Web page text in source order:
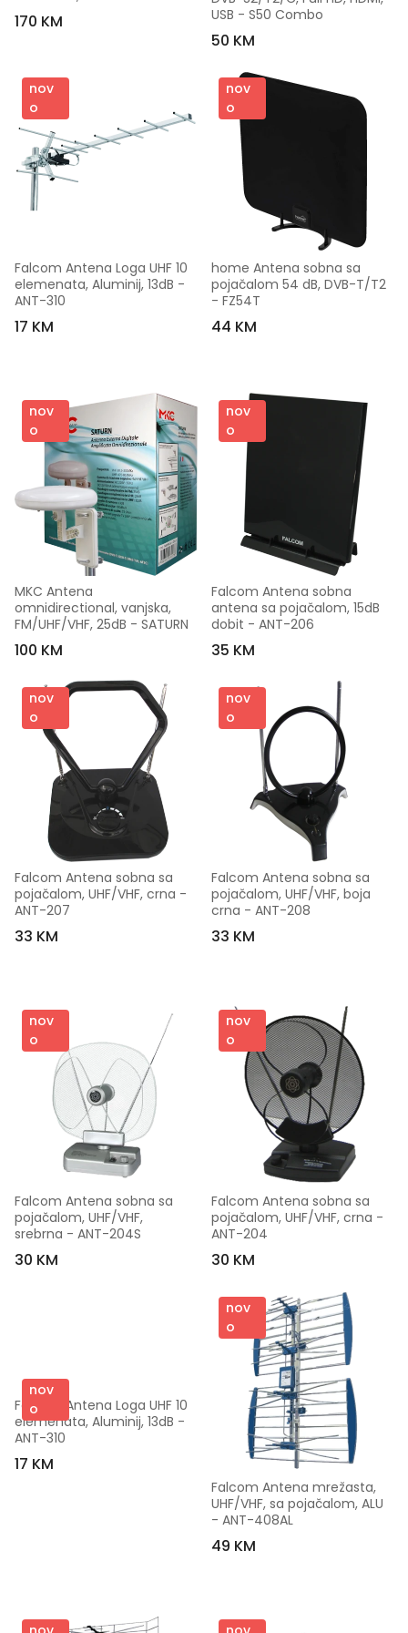
X100 PRO+
170 KM
USB - S50 Combo
50 KM
nov
o
Falcom Antena Loga UHF 10
elemenata, Aluminij, 13dB -
ANT-310
17 KM
nov
o
home Antena sobna sa
pojačalom 54 dB, DVB-T/T2
- FZ54T
44 KM
nov
o
MKC Antena
omnidirectional, vanjska,
FM/UHF/VHF, 25dB - SATURN
100 KM
nov
o
Falcom Antena sobna
antena sa pojačalom, 15dB
dobit - ANT-206
35 KM
nov
o
Falcom Antena sobna sa
pojačalom, UHF/VHF, crna -
ANT-207
33 KM
nov
o
Falcom Antena sobna sa
pojačalom, UHF/VHF, boja
crna - ANT-208
33 KM
nov
o
Falcom Antena sobna sa
pojačalom, UHF/VHF,
srebrna - ANT-204S
30 KM
nov
o
Falcom Antena sobna sa
pojačalom, UHF/VHF, crna -
ANT-204
30 KM
nov
o
Falcom Antena Loga UHF 10
elemenata, Aluminij, 13dB -
ANT-310
17 KM
nov
o
Falcom Antena mrežasta,
UHF/VHF, sa pojačalom, ALU
- ANT-408AL
49 KM